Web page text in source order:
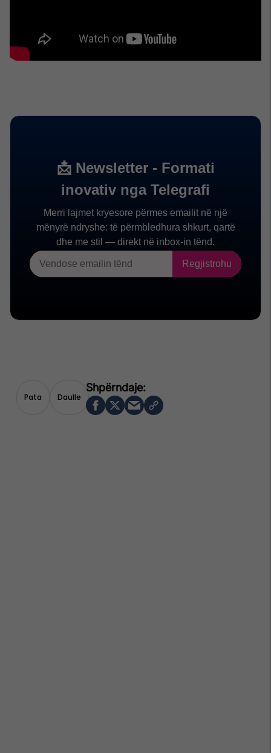
Pata Daulle